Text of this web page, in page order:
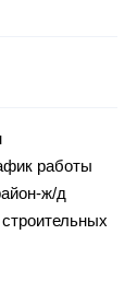
работы
ж/д